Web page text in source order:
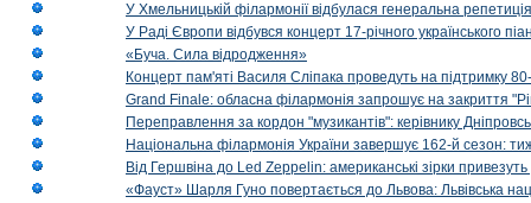
У Хмельницькій філармонії відбулася генеральна
У Раді Європи відбувся концерт 17-річного українського
«Буча. Сила відродження»
Концерт пам'яті Василя Сліпака проведуть на підтримку
Grand Finale: обласна філармонія запрошує на закриття
Переправлення за кордон "музикантів": керівнику
Національна філармонія України завершує 162-й сезон:
Від Гершвіна до Led Zeppelin: американські зірки
«Фауст» Шарля Гуно повертається до Львова: Львівська